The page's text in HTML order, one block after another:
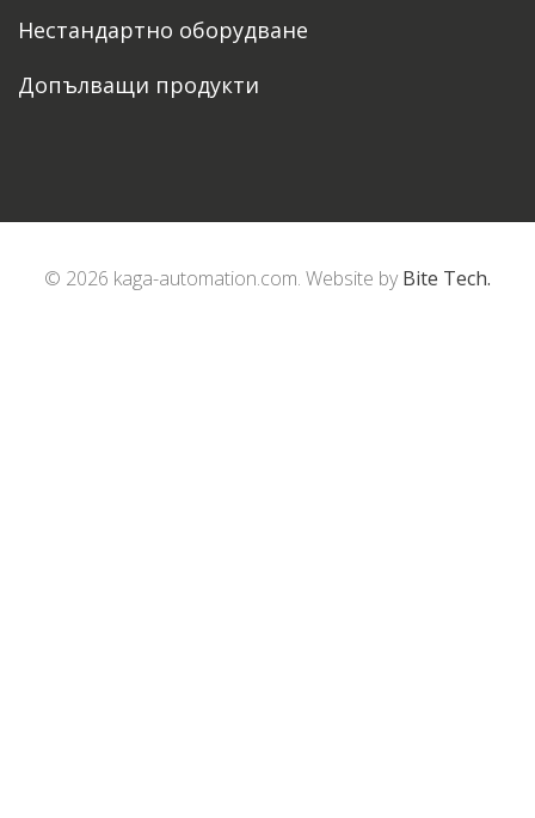
Нестандартно оборудване
Допълващи продукти
© 2026 kaga-automation.com. Website by Bite Tech.